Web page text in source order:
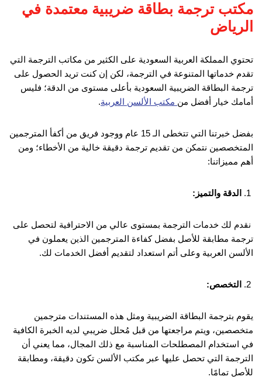
مكتب ترجمة بطاقة ضريبية معتمدة في
الرياض
تحتوي المملكة العربية السعودية على الكثير من مكاتب الترجمة التي
تقدم خدماتها المتنوعة في الترجمة، لكن إن كنت تريد الحصول على
ترجمة البطاقة الضريبية السعودية بأعلى مستوى من الدقة؛ فليس
أمامك خيار أفضل من مكتب الألسن العربية.
بفضل خبرتنا التي تتخطى الـ 15 عام ووجود فريق من أكفأ المترجمين
المتخصصين نتمكن من تقديم ترجمة دقيقة خالية من الأخطاء؛ ومن
أهم مميزاتنا:
الدقة والتميز:
نقدم لك خدمات الترجمة بمستوى عالي من الاحترافية لتحصل على
ترجمة مطابقة للأصل بفضل كفاءة المترجمين الذين يعملون في
الألسن العربية وعلى أتم استعداد لتقديم أفضل الخدمات لك.
التخصص:
يقوم بترجمة البطاقة الضريبية ومثل هذه المستندات مترجمين
متخصصين، ويتم مراجعتها من قبل مُحلل ضريبي لديه الخبرة الكافية
في استخدام المصطلحات المناسبة مع ذلك المجال، مما يعني أن
الترجمة التي تحصل عليها عبر مكتب الألسن تكون دقيقة، ومطابقة
للأصل تمامًا.